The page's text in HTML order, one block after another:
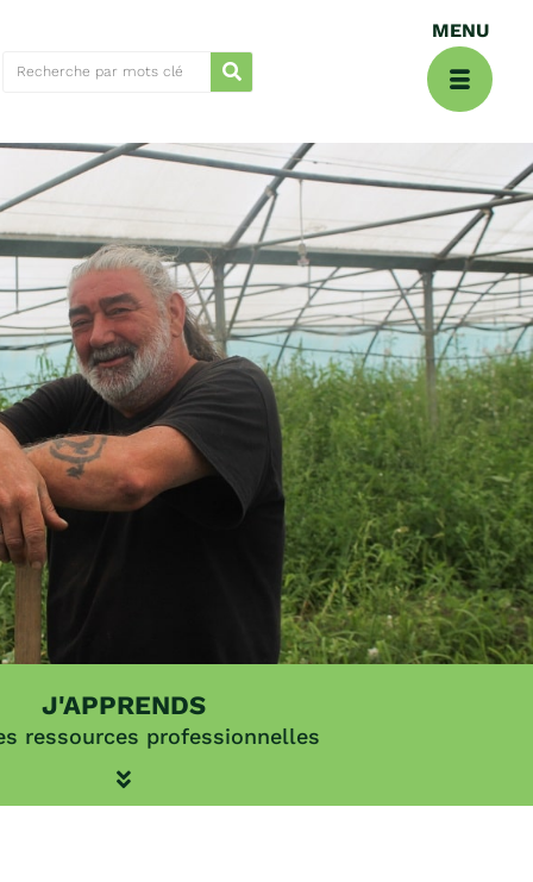
J'APPRENDS
ressources professionnelles